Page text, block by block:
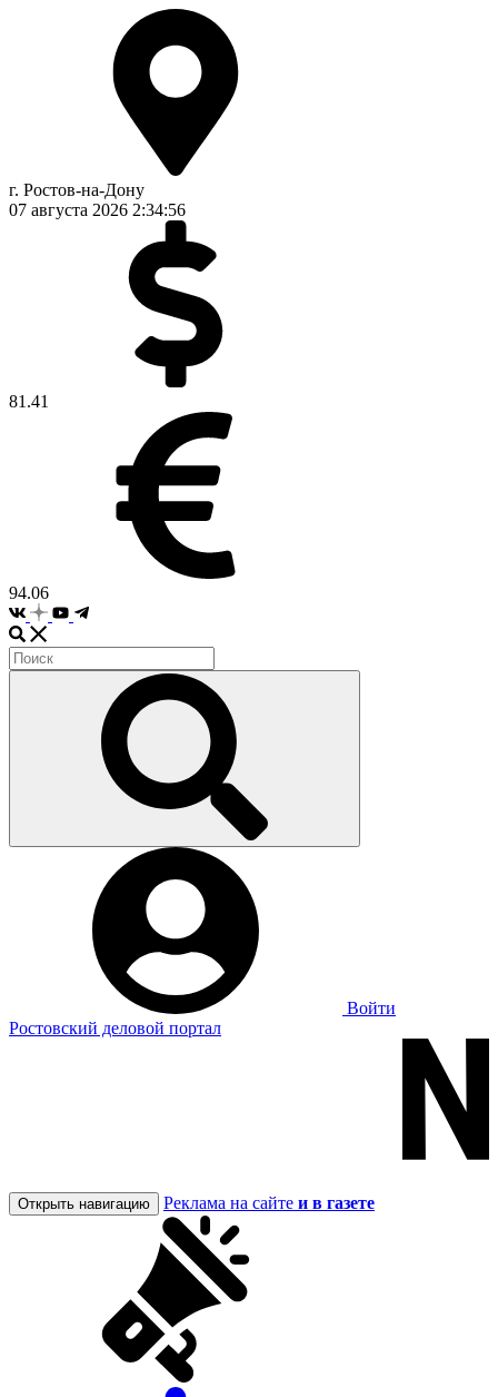
г. Ростов-на-Дону
07 августа 2026 2:34:57
81.41
94.06
Войти
Ростовский деловой портал
Открыть навигацию Реклама на сайте и в газете